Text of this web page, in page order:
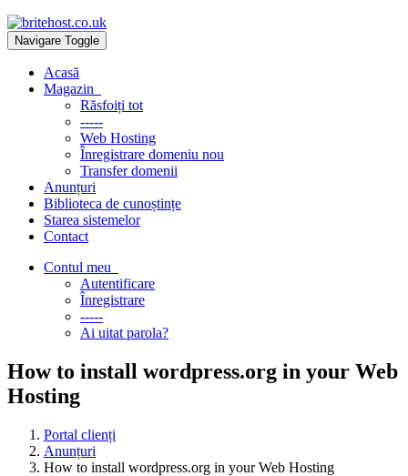
Navigare Toggle
Acasă
Magazin
Răsfoiți tot
-----
Web Hosting
Înregistrare domeniu nou
Transfer domenii
Anunțuri
Biblioteca de cunoștințe
Starea sistemelor
Contact
Contul meu
Autentificare
Înregistrare
-----
Ai uitat parola?
How to install wordpress.org in your Web
Hosting
Portal clienți
Anunțuri
How to install wordpress.org in your Web Hosting